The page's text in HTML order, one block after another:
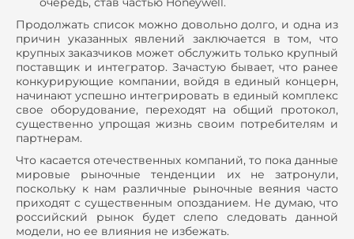
Продолжать список можно довольно долго, и одна из
причин указанных явлений заключается в том, что
крупных заказчиков может обслужить только крупный
поставщик и интегратор. Зачастую бывает, что ранее
конкурирующие компании, войдя в единый концерн,
начинают успешно интегрировать в единый комплекс
свое оборудование, переходят на общий протокол,
существенно упрощая жизнь своим потребителям и
партнерам.
Что касается отечественных компаний, то пока данные
мировые рыночные тенденции их не затронули,
поскольку к нам различные рыночные веяния часто
приходят с существенным опозданием. Не думаю, что
российский рынок будет слепо следовать данной
модели, но ее влияния не избежать.